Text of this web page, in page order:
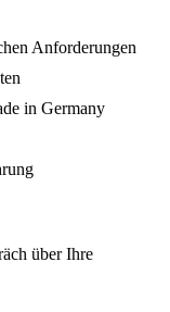
Anforderungen
in Germany
über Ihre